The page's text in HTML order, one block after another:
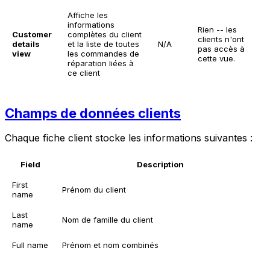
Customer
details
view
Affiche les
informations
complètes du client
et la liste de toutes
les commandes de
réparation liées à
ce client
N/A
Rien -- les
clients n'ont
pas accès à
cette vue.
Champs de données clients
Chaque fiche client stocke les informations suivantes :
Field Description
First
name
Prénom du client
Last
name
Nom de famille du client
Full name Prénom et nom combinés